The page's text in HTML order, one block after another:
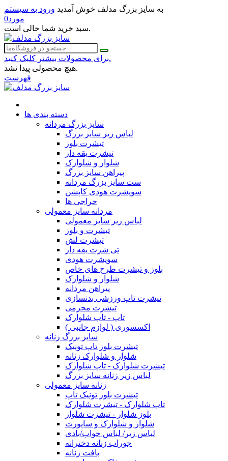
به سایز بزرگ مدلف خوش آمدید ورود به سیستم
0مورد
سبد خرید شما خالی است.
برای محصولات بیشتر کلیک کنید.
هیچ محصولی پیدا نشد.
فهرست
دسته بندی ها
سایز بزرگ مردانه
لباس زیر سایز بزرگ
تیشرت بلوز
تیشرت یقه دار
شلوار و شلوارک
پیراهن سایز بزرگ
ست سایز بزرگ مردانه
سویشرت هودی کاپشن
حراجی ها
مردانه سایز معمولی
لباس زیر سایز معمولی
تیشرت و بلوز
تیشرت لش
تی شرت یقه دار
سویشرت هودی
بلوز و تیشرت طرح های خاص
شلوار و شلوارک
پیراهن مردانه
تیشرت تاپ ورزشی بدنسازی
تیشرت محرمی
تاپ - تاپ شلوارک
اکسسوری ( لوازم جانبی )
سایز بزرگ زنانه
تیشرت بلوز تاپ تونیک
شلوار و شلوارک زنانه
تیشرت شلوارک - تاپ شلوارک
لباس زیر زنانه سایز بزرگ
زنانه سایز معمولی
تیشرت بلوز تونیک تاپ
تاپ شلوارک - تیشرت شلوارک
بلوز شلوار - تیشرت شلوار
شلوار و شلوارک و ساپورت
لباس زیر/ لباس خواب/بادی
جوراب زنانه دخترانه
بافت زنانه